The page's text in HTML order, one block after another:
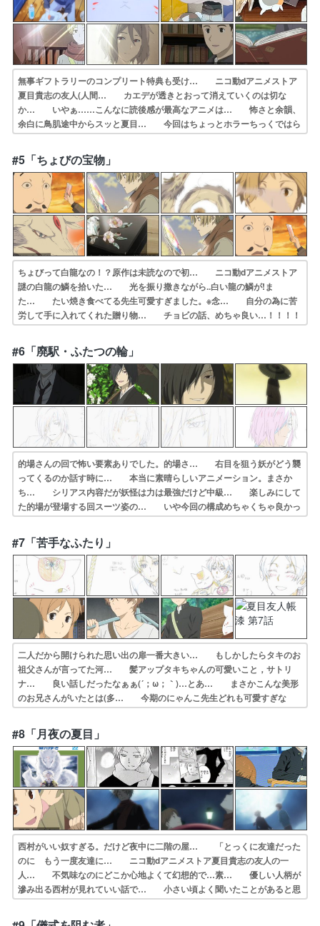
無事ギフトラリーのコンプリート特典も受け… ニコ動dアニメストア
夏目貴志の友人(人間… カエデが透きとおって消えていくのは切な
か… いやぁ……こんなに読後感が最高なアニメは… 怖さと余韻、
余白に鳥肌途中からスッと夏目… 今回はちょっとホラーちっくではら
はらとし… でも全く忠実に出来てない最後の夏目のひと… 北本
回、珍しく夏目とペアだったけどお互い… あの店員テッキリレイコに
化けたニャンコ先… このアニメは基本萌えは無いけどいつもほっ…
#5「ちょびの宝物」
ちょびって白龍なの！？原作は未読なので初… ニコ動dアニメストア
謎の白龍の鱗を拾いた… 光を振り撒きながら..白い龍の鱗が!ま
た… たい焼き食べてる先生可愛すぎました。※念… 自分の為に苦
労して手に入れてくれた贈り物… チョビの話、めちゃ良い…！！！！
ら、来週… 夏目組のメンバーが尊い！ちょびひげの正体… ゲスト
は白い龍と思いきや。ちょびが変身す… ホント…夏目の周りのみんな
の優しさに、た… ちょび何回も見てるんだけど最初から最後ま…
#6「廃駅・ふたつの輪」
的場さんの回で怖い要素ありでした。的場さ… 右目を狙う妖がどう襲
ってくるのか話す時に… 本当に素晴らしいアニメーション。まさか
ち… シリアス内容だが妖怪は力は最強だけど中級… 楽しみにして
た的場が登場する回スーツ姿の… いや今回の構成めちゃくちゃ良かっ
たな〜〜… 廃駅と箱崎邸のミックス。「でもすぐにばれ… なんか
すごい嫌な奴だった記憶(笑)やっか… 的場さんの目を狙ってる妖怪、
もっと賢そう… 「依頼された先の家で出された茶菓子、美味…
#7「苦手なふたり」
二人だから開けられた思い出の扉一番大きい… もしかしたらタキのお
祖父さんが言ってた河… 髪アップタキちゃんの可愛いこと，サトリ
ナ… 良い話しだったなぁぁ(´；ω；｀)…とあ… まさかこんな美形
のお兄さんがいたとは(多… 今期のにゃんこ先生どれも可愛すぎな
い？デ… 原作でも好きで楽しみにして多軌さんのお兄… 最後夏目
の「約束だもんな」の言い方が優し… やっとタキ出てきたwでも夏目
より小柄なん… 今回も優しい話だった…お兄ちゃん、まさか…
#8「月夜の夏目」
西村がいい奴すぎる。だけど夜中に二階の屋… 「とっくに友達だった
のに もう一度友達に… ニコ動dアニメストア夏目貴志の友人の一
人… 不気味なのにどこか心地よくて幻想的で…素… 優しい人柄が
滲み出る西村が見れていい話で… 小さい頃よく聞いたことがあると思
ったら、… な話、な訳なかったw実はｵｲﾗも人形だけ… 西村も大
切な友達だけど、田沼とはまた違っ… 預かり物も秘密も夜の散歩も人